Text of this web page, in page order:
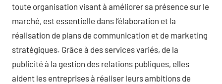
toute organisation visant à améliorer sa présence sur le
marché, est essentielle dans l’élaboration et la
réalisation de plans de communication et de marketing
stratégiques. Grâce à des services variés, de la
publicité à la gestion des relations publiques, elles
aident les entreprises à réaliser leurs ambitions de